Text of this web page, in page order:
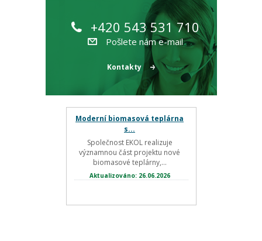
+420 543 531 710
Pošlete nám e-mail
Kontakty
Moderní biomasová teplárna
s...
Společnost EKOL realizuje
významnou část projektu nové
biomasové teplárny,...
Aktualizováno: 26.06.2026